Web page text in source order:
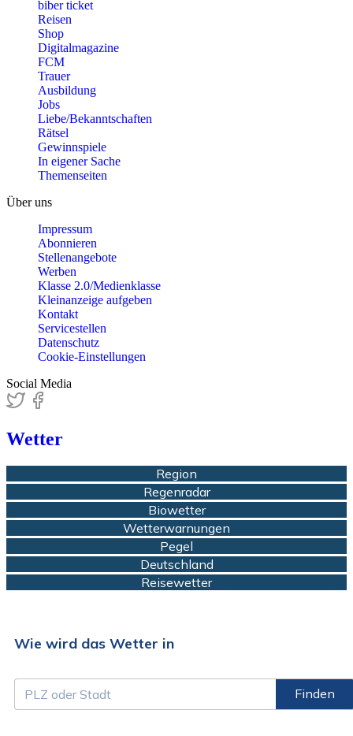
biber ticket
Reisen
Shop
Digitalmagazine
FCM
Trauer
Ausbildung
Jobs
Liebe/Bekanntschaften
Rätsel
Gewinnspiele
In eigener Sache
Themenseiten
Über uns
Impressum
Abonnieren
Stellenangebote
Werben
Klasse 2.0/Medienklasse
Kleinanzeige aufgeben
Kontakt
Servicestellen
Datenschutz
Cookie-Einstellungen
Social Media
Wetter
Region
Regenradar
Biowetter
Wetterwarnungen
Pegel
Deutschland
Reisewetter
Wie wird das Wetter in
Finden